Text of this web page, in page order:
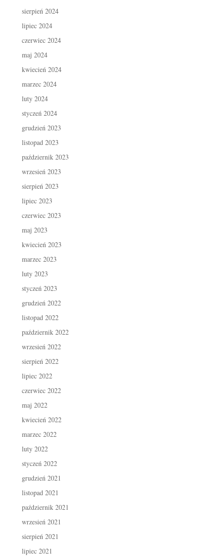
sierpień 2024
lipiec 2024
czerwiec 2024
maj 2024
kwiecień 2024
marzec 2024
luty 2024
styczeń 2024
grudzień 2023
listopad 2023
październik 2023
wrzesień 2023
sierpień 2023
lipiec 2023
czerwiec 2023
maj 2023
kwiecień 2023
marzec 2023
luty 2023
styczeń 2023
grudzień 2022
listopad 2022
październik 2022
wrzesień 2022
sierpień 2022
lipiec 2022
czerwiec 2022
maj 2022
kwiecień 2022
marzec 2022
luty 2022
styczeń 2022
grudzień 2021
listopad 2021
październik 2021
wrzesień 2021
sierpień 2021
lipiec 2021